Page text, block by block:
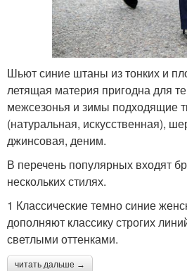
Шьют синие штаны из тонких и
летящая материя пригодна для
межсезонья и зимы подходящие
(натуральная, искусственная),
джинсовая, деним.
В перечень популярных входят
нескольких стилях.
1 Классические темно синие
дополняют классику строгих
светлыми оттенками.
читать дальше →